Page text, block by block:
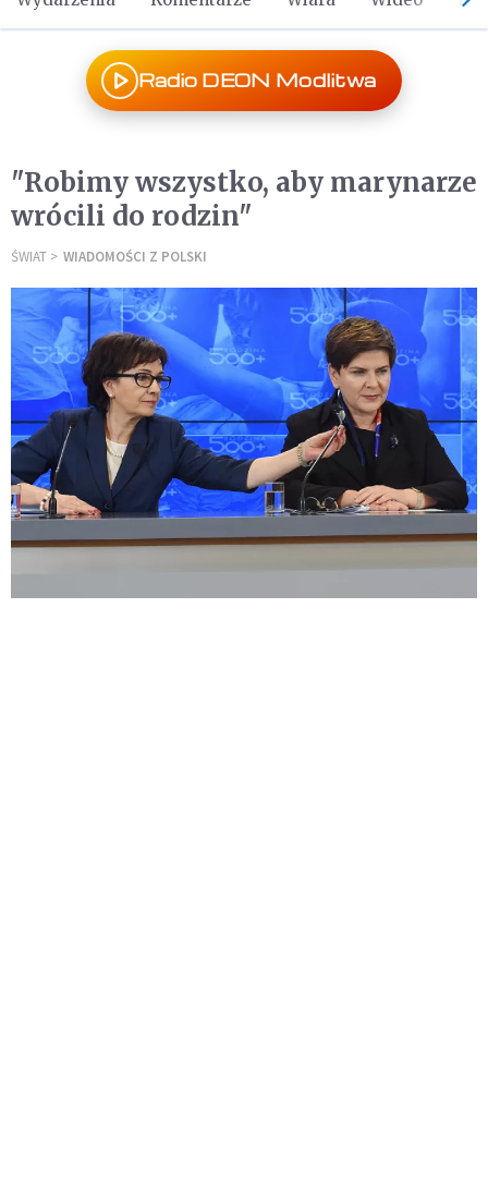
Radio DEON Modlitwa
"Robimy wszystko, aby marynarze
wrócili do rodzin"
ŚWIAT WIADOMOŚCI Z POLSKI